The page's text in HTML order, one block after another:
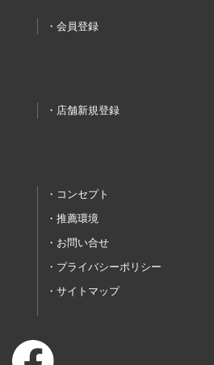
会員登録
店舗新規登録
コンセプト
推薦環境
お問い合せ
プライバシーポリシー
サイトマップ